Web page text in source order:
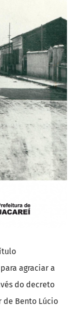
agraciar a
do decreto
de Bento Lúcio